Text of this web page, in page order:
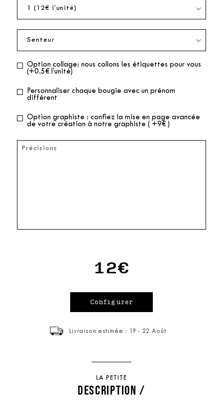
Option collage: nous collons les étiquettes pour vous
(+0.5€ l'unité)
Personnaliser chaque bougie avec un prénom
différent
Option graphiste : confiez la mise en page avancée
de votre création à notre graphiste ( +9€ )
12€
Livraison estimée : 19 - 22 Août
LA PETITE
DESCRIPTION /